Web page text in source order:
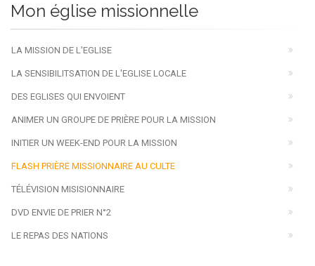
Mon église missionnelle
LA MISSION DE L'EGLISE
LA SENSIBILITSATION DE L'EGLISE LOCALE
DES EGLISES QUI ENVOIENT
ANIMER UN GROUPE DE PRIÈRE POUR LA MISSION
INITIER UN WEEK-END POUR LA MISSION
FLASH PRIÈRE MISSIONNAIRE AU CULTE
TÉLÉVISION MISISIONNAIRE
DVD ENVIE DE PRIER N°2
LE REPAS DES NATIONS